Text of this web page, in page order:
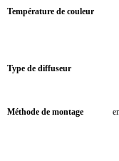
Température de couleur
Type de diffuseur
Méthode de montage